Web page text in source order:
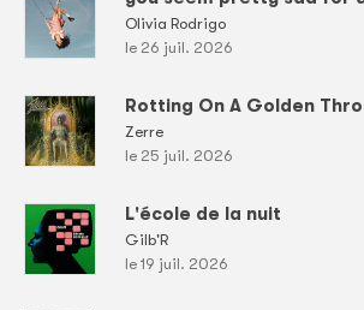
Olivia Rodrigo
le 26 juil. 2026
Rotting On A Golden
Zerre
le 25 juil. 2026
L'école de la nuit
Gilb'R
le 19 juil. 2026